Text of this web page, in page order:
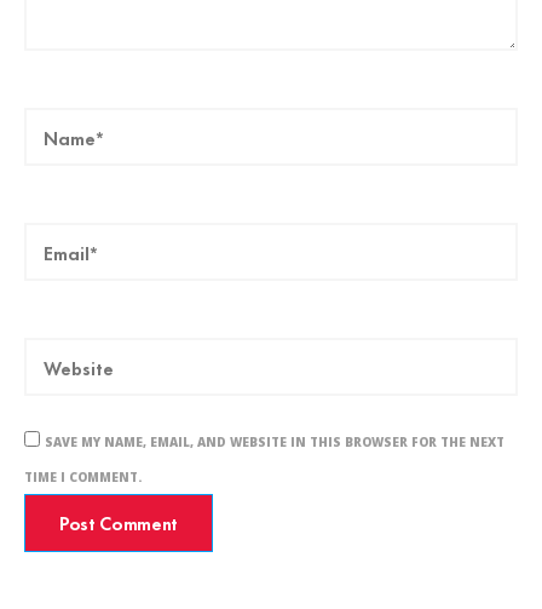
SAVE MY NAME, EMAIL, AND WEBSITE IN THIS BROWSER FOR THE NEXT
TIME I COMMENT.